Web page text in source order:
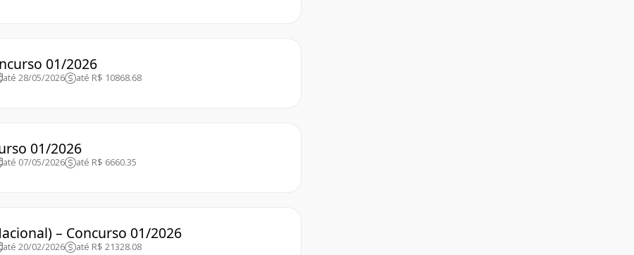
01/2026
até 28/05/2026 até R$ 10868.68
01/2026
até 07/05/2026 até R$ 6660.35
– Concurso 01/2026
até 20/02/2026 até R$ 21328.08